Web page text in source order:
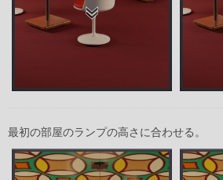
最初の部屋のランプの高さに合わせる。